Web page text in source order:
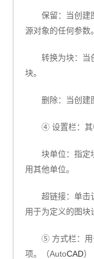
保留：当创建
源对象的任何参数。
转换为块：当
块。
删除：当创建
④ 设置栏：其
块单位：指定
用其他单位。
超链接：单击
用于为定义的图块
⑤ 方式栏：用
项。（AutoCAD）